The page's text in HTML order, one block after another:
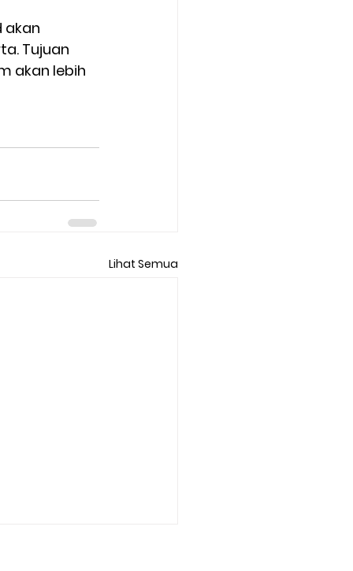
akan
Tujuan
akan lebih
Lihat Semua